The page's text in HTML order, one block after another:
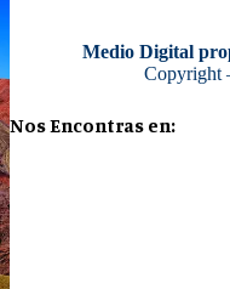
Medio Digital
Copyright
Nos Encontras en: